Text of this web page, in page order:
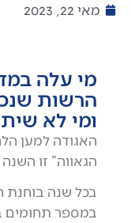
מאי 22, 2023
מי עלה
הרשות
ומי לא
האגודה למען
הגאווה” זו
בכל שנה בוחנת
במספר תחומים